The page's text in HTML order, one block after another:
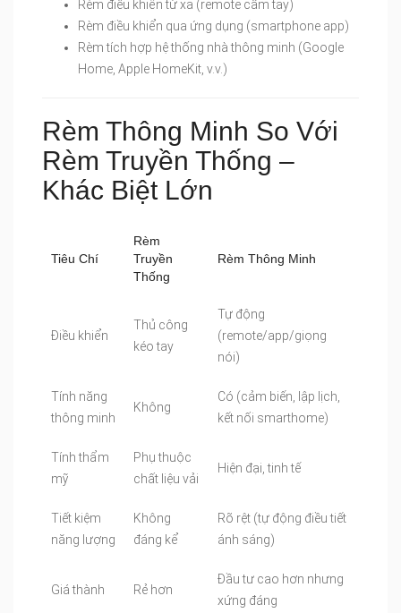
Rèm điều khiển từ xa (remote cầm tay)
Rèm điều khiển qua ứng dụng (smartphone app)
Rèm tích hợp hệ thống nhà thông minh (Google
Home, Apple HomeKit, v.v.)
Rèm Thông Minh So Với
Rèm Truyền Thống –
Khác Biệt Lớn
Tiêu Chí
Rèm
Truyền
Thống
Rèm Thông Minh
Điều khiển
Thủ công
kéo tay
Tự động
(remote/app/giọng
nói)
Tính năng
thông minh
Không
Có (cảm biến, lập lịch,
kết nối smarthome)
Tính thẩm
mỹ
Phụ thuộc
chất liệu vải
Hiện đại, tinh tế
Tiết kiệm
năng lượng
Không
đáng kể
Rõ rệt (tự động điều tiết
ánh sáng)
Giá thành Rẻ hơn
Đầu tư cao hơn nhưng
xứng đáng